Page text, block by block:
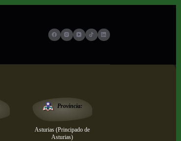
Provincia:
Asturias (Principado de
Asturias)